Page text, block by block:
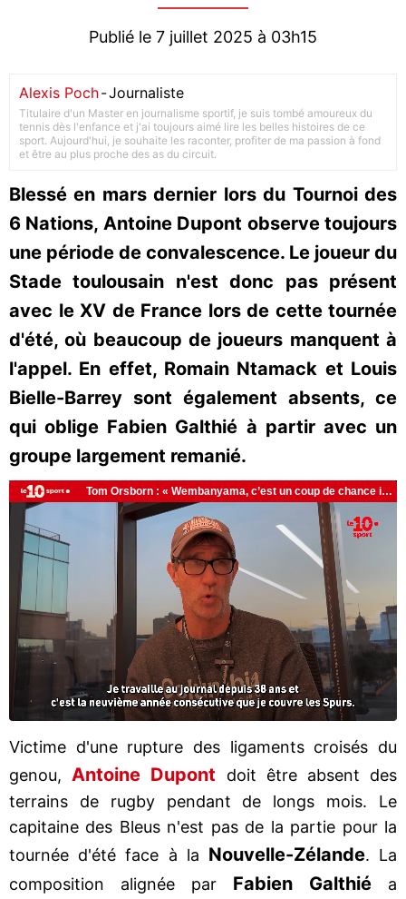
Publié le 7 juillet 2025 à 03h15
Alexis Poch-Journaliste
Titulaire d'un Master en journalisme sportif, je suis tombé amoureux du
tennis dès l'enfance et j'ai toujours aimé lire les belles histoires de ce
sport. Aujourd'hui, je souhaite les raconter, profiter de ma passion à fond
et être au plus proche des as du circuit.
Blessé en mars dernier lors du Tournoi des
6 Nations, Antoine Dupont observe toujours
une période de convalescence. Le joueur du
Stade toulousain n'est donc pas présent
avec le XV de France lors de cette tournée
d'été, où beaucoup de joueurs manquent à
l'appel. En effet, Romain Ntamack et Louis
Bielle-Barrey sont également absents, ce
qui oblige Fabien Galthié à partir avec un
groupe largement remanié.
Victime d'une rupture des ligaments croisés du
genou, Antoine Dupont
doit être absent des
terrains de rugby pendant de longs mois. Le
capitaine des Bleus n'est pas de la partie pour la
tournée d'été face à la Nouvelle-Zélande. La
composition alignée par Fabien Galthié a